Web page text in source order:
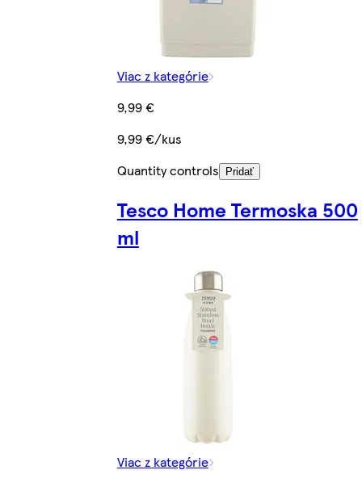
Viac z kategórie
9,99 €
9,99 €/kus
Quantity controls
Pridať
Tesco Home Termoska 500
ml
Viac z kategórie